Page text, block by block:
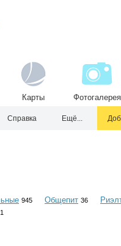
Карты Фотогалерея
Справка Ещё...
945 Общепит 36